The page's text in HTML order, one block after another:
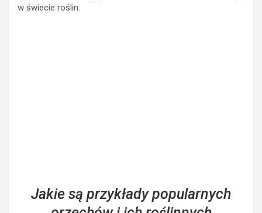
orzechów i ich roślinnych
rodzeństw?